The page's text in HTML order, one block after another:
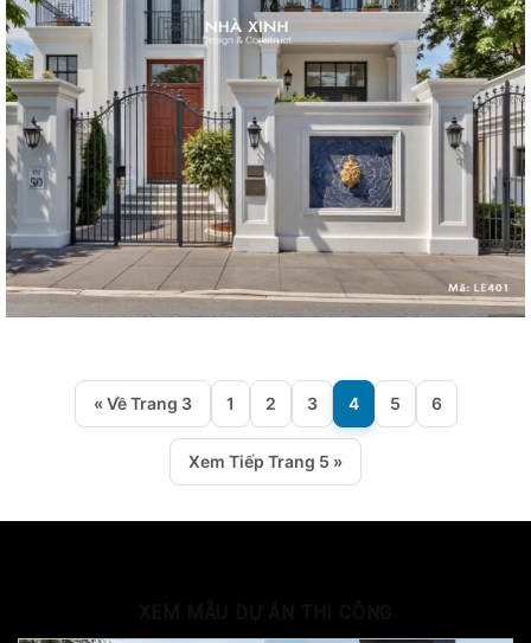
« Về Trang 3 1 2 3 4 5 6
Xem Tiếp Trang 5 »